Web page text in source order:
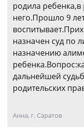
родила ребенка,в
него.Прошло 9
назначен суд по
назначению
дальнейшей
родительских
Анна, г. Саратов